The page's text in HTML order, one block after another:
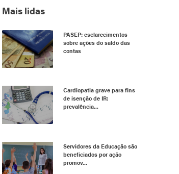
Mais lidas
PASEP: esclarecimentos
sobre ações do saldo das
contas
Cardiopatia grave para fins
de isenção de IR:
prevalência...
Servidores da Educação são
beneficiados por ação
promov...